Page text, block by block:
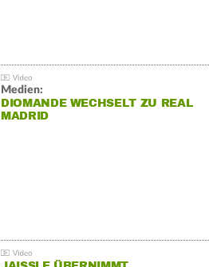
Medien:
DIOMANDE WECHSELT ZU REAL
MADRID